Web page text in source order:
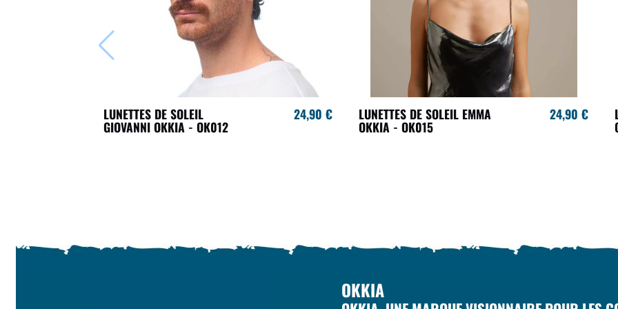
LUNETTES DE SOLEIL
GIOVANNI OKKIA - OK012
24,90 € LUNETTES DE SOLEIL EMMA
OKKIA - OK015
24,90 €
OKKIA